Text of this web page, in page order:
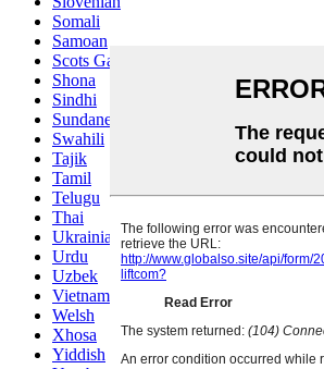
Somali
Samoan
Scots Gaelic
Shona
Sindhi
Sundanese
Swahili
Tajik
Tamil
Telugu
Thai
Ukrainian
Urdu
Uzbek
Vietnamese
Welsh
Xhosa
Yiddish